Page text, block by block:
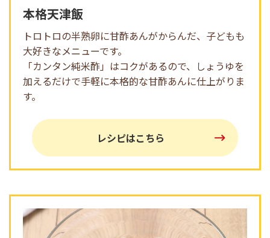
本格天津飯
トロトロの半熟卵に甘酢あんがからんだ、子どもも
大好きなメニューです。
「カンタン純米酢」はコクがあるので、しょうゆを
加えるだけで手軽に本格的な甘酢あんに仕上がりま
す。
レシピはこちら